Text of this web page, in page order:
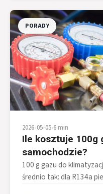
PORADY
2026-05-05•6 min
Ile kosztuje 100g
samochodzie?
100 g gazu do
średnio tak: dla R134a